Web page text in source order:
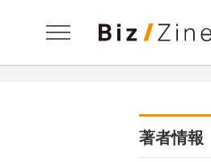
著者情報